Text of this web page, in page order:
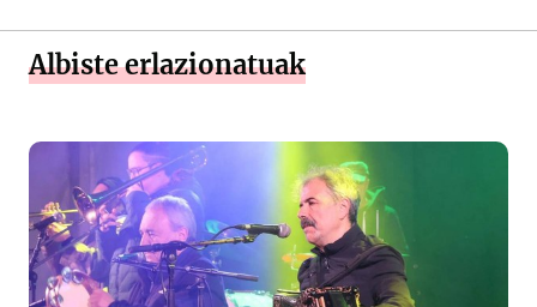
Albiste erlazionatuak